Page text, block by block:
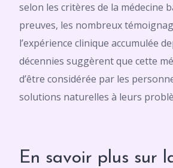
selon les critères de la médecine
preuves, les nombreux
l’expérience clinique accumulée
décennies suggèrent que cette
d’être considérée par les
solutions naturelles à leurs
En savoir plus sur